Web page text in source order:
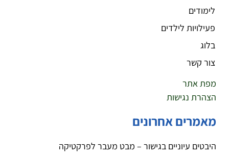
לימודים
פעילויות לילדים
בלוג
צור קשר
מפת אתר
הצהרת נגישות
מאמרים אחרונים
היבטים עיוניים בגישור – מבט מעבר לפרקטיקה